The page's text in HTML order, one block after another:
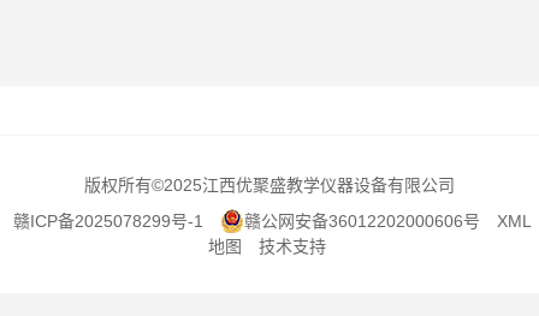
版权所有©2025江西优聚盛教学仪器设备有限公司
赣ICP备2025078299号-1
赣公网安备36012202000606号
XML
地图
技术支持